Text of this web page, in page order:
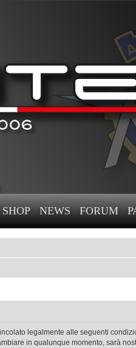
SHOP NEWS FORUM
legalmente alle seguenti
in qualunque momento, sarà